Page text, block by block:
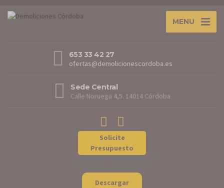
MENU
653 33 42 27
ofertas@demolicionescordoba.es
Sede Central
Calle Noruega 4,5. 14014 Córdoba
Solicite
Presupuesto
Descargar